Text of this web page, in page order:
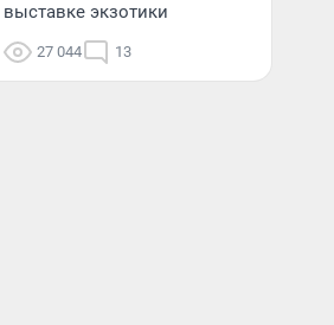
выставке экзотики
27 044 13